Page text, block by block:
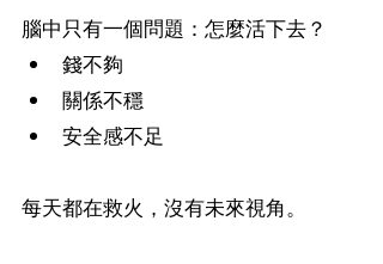
腦中只有一個問題：怎麼活下去？
錢不夠
關係不穩
安全感不足
每天都在救火，沒有未來視角。